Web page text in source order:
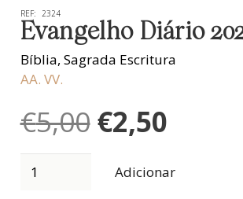
REF: 2324
Evangelho Diário
Bíblia, Sagrada Escritura
AA. VV.
€5,00 O
preço
original
era:
€2,50O
atual
é:
Adicionar